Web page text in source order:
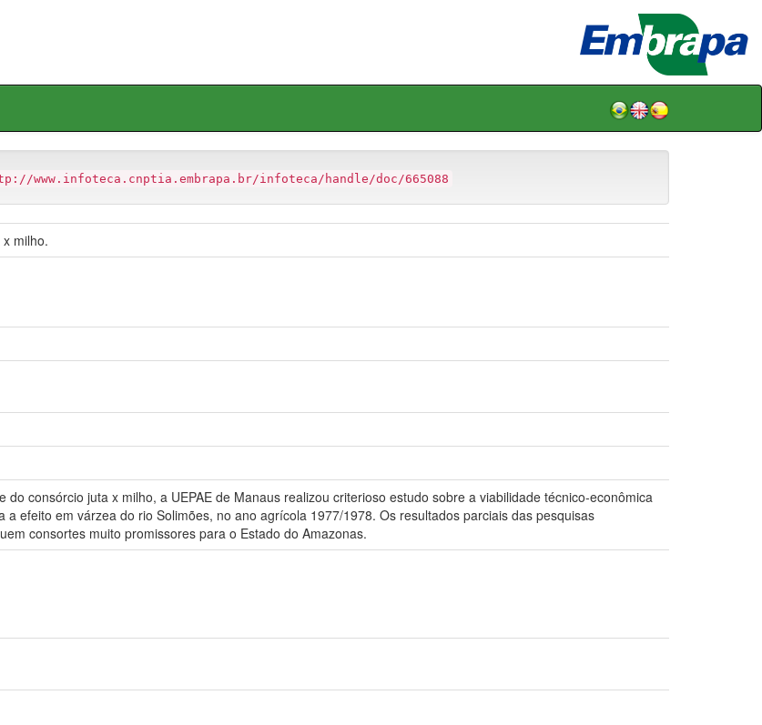
www.infoteca.cnptia.embrapa.br/infoteca/handle/doc/665088
milho.
do consórcio juta x milho, a UEPAE de Manaus realizou criterioso estudo sobre a viabilidade técnico-econômica
efeito em várzea do rio Solimões, no ano agrícola 1977/1978. Os resultados parciais das pesquisas
consortes muito promissores para o Estado do Amazonas.